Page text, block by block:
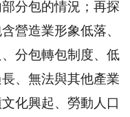
分包的情況；再探
營造業形象低落、
分包轉包制度、低
、無法與其他產業
化興起、勞動人口